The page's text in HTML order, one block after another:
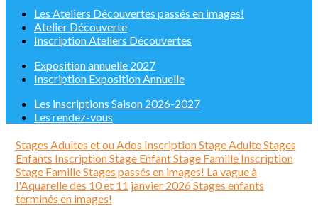
Les Ateliers Découvertes passés en images!
Atelier Découverte
Inscription Ateliers Découvertes
Exposition annuelle 2027
Inscription Exposition Annuelle
Les inscriptions Saison 2026-2027
Les rendez-vous
Stages Adultes et ou Ados Inscription Stage AdulteStages
Enfants Inscription Stage EnfantStage Famille Inscription
Stage FamilleStages passés en images! La vague à
l'Aquarelle des 10 et 11 janvier 2026Stages enfants
terminés en images!